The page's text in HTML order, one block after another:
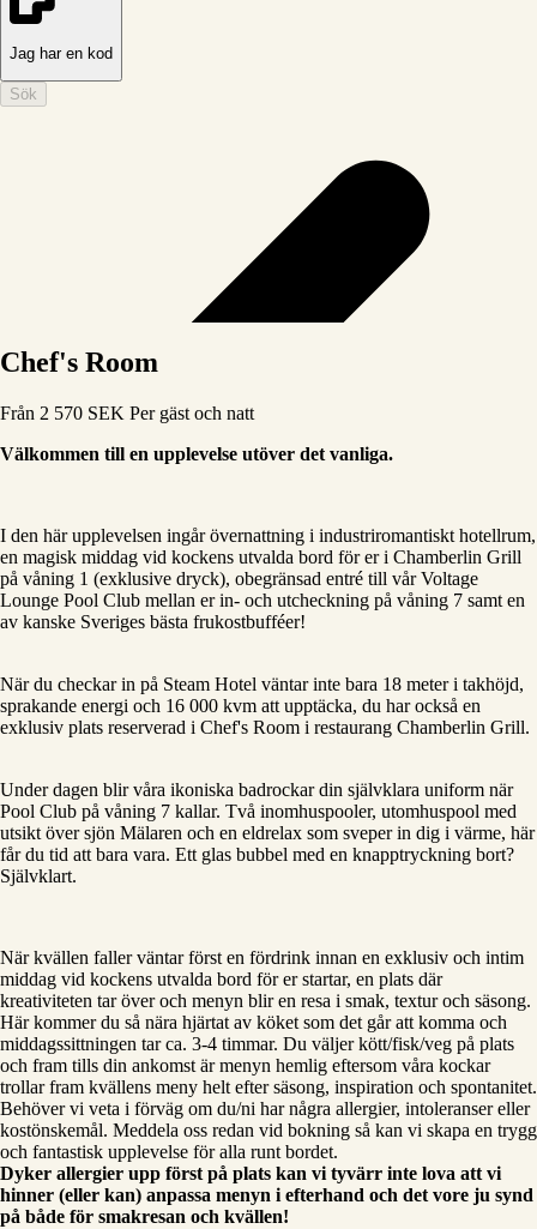
Jag har en kod
Sök
Chef's Room
Från 2 570 SEK Per gäst och natt
Välkommen till en upplevelse utöver det vanliga.
I den här upplevelsen ingår övernattning i industriromantiskt hotellrum,
en magisk middag vid kockens utvalda bord för er i Chamberlin Grill
på våning 1 (exklusive dryck), obegränsad entré till vår Voltage
Lounge Pool Club mellan er in- och utcheckning på våning 7 samt en
av kanske Sveriges bästa frukostbufféer!
När du checkar in på Steam Hotel väntar inte bara 18 meter i takhöjd,
sprakande energi och 16 000 kvm att upptäcka, du har också en
exklusiv plats reserverad i Chef's Room i restaurang Chamberlin Grill.
Under dagen blir våra ikoniska badrockar din självklara uniform när
Pool Club på våning 7 kallar. Två inomhuspooler, utomhuspool med
utsikt över sjön Mälaren och en eldrelax som sveper in dig i värme, här
får du tid att bara vara. Ett glas bubbel med en knapptryckning bort?
Självklart.
När kvällen faller väntar först en fördrink innan en exklusiv och intim
middag vid kockens utvalda bord för er startar, en plats där
kreativiteten tar över och menyn blir en resa i smak, textur och säsong.
Här kommer du så nära hjärtat av köket som det går att komma och
middagssittningen tar ca. 3-4 timmar. Du väljer kött/fisk/veg på plats
och fram tills din ankomst är menyn hemlig eftersom våra kockar
trollar fram kvällens meny helt efter säsong, inspiration och spontanitet.
Behöver vi veta i förväg om du/ni har några allergier, intoleranser eller
kostönskemål. Meddela oss redan vid bokning så kan vi skapa en trygg
och fantastisk upplevelse för alla runt bordet.
Dyker allergier upp först på plats kan vi tyvärr inte lova att vi
hinner (eller kan) anpassa menyn i efterhand och det vore ju synd
på både för smakresan och kvällen!